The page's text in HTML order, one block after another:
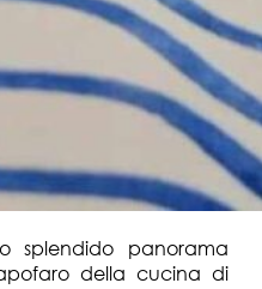
splendido panorama
della cucina di